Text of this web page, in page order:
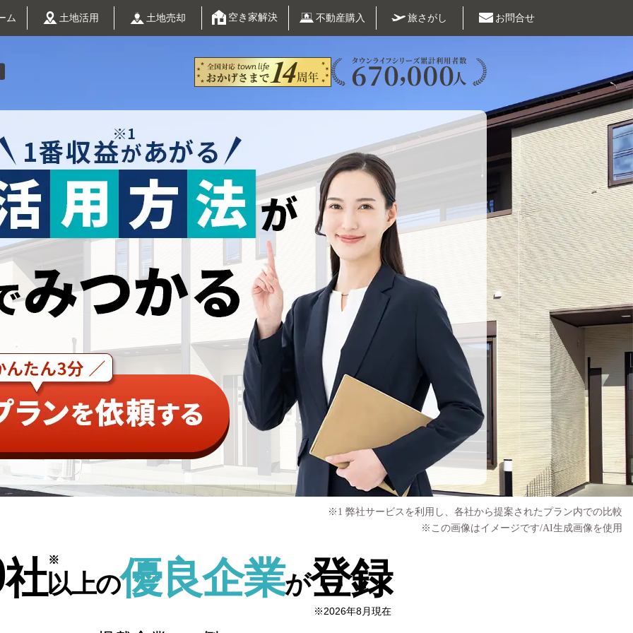
ム 土地活用 土地売却 空き家解決 不動産購入 旅さがし お問合せ
※1 弊社サービスを利用し、各社から提案されたプラン内での比較
※この画像はイメージです/AI生成画像を使用
社以上の優良企業が登録
※2026年8月現在